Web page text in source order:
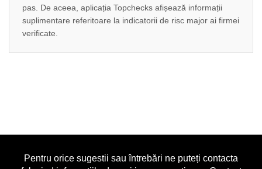
pas. De aceea, aplicația Topchecks afișează informații
suplimentare referitoare la indicatorii de risc major ai firmei
verificate.
Pentru orice sugestii sau întrebări ne puteți contacta